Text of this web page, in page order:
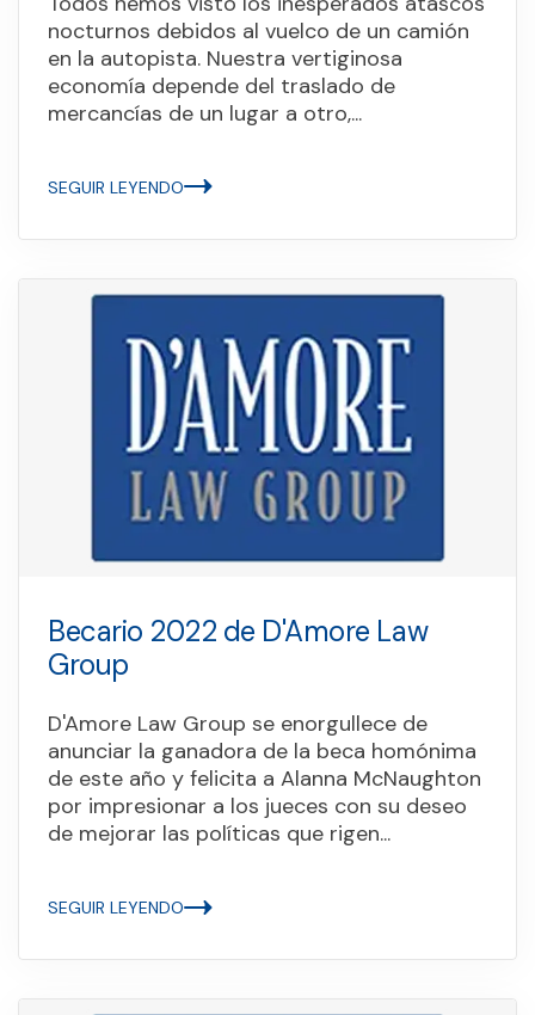
nocturnos debidos al vuelco de un camión
en la autopista. Nuestra vertiginosa
economía depende del traslado de
mercancías de un lugar a otro,...
SEGUIR LEYENDO
Becario 2022 de D'Amore Law
Group
D'Amore Law Group se enorgullece de
anunciar la ganadora de la beca homónima
de este año y felicita a Alanna McNaughton
por impresionar a los jueces con su deseo
de mejorar las políticas que rigen...
SEGUIR LEYENDO